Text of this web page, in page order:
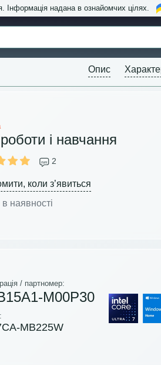
Інформація надана в ознайомчих цілях.
Опис
і навчання
2
коли з’явиться
наявності
/ партномер:
M00P30
MB225W